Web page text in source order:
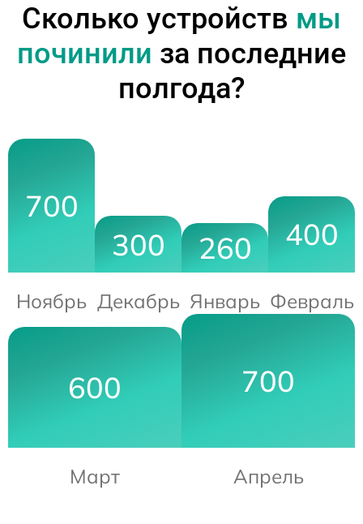
Сколько устройств мы
починили за последние
полгода?
700
Ноябрь
300
Декабрь
260
Январь
400
Февраль
600
Март
700
Апрель